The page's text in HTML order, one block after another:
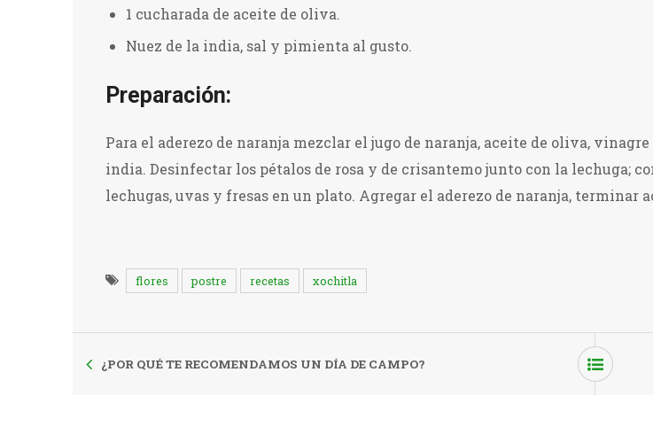
1 cucharada de aceite de oliva.
Nuez de la india, sal y pimienta al gusto.
Preparación:
Para el aderezo de naranja mezclar el jugo de naranja, aceite de oliva,
india. Desinfectar los pétalos de rosa y de crisantemo junto con la lechuga;
lechugas, uvas y fresas en un plato. Agregar el aderezo de naranja, terminar
flores postre recetas xochitla
¿POR QUÉ TE RECOMENDAMOS UN DÍA DE CAMPO?